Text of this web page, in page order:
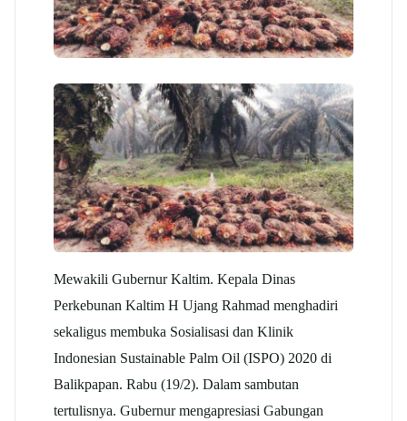
Mewakili Gubernur Kaltim. Kepala Dinas
Perkebunan Kaltim H Ujang Rahmad menghadiri
sekaligus membuka Sosialisasi dan Klinik
Indonesian Sustainable Palm Oil (ISPO) 2020 di
Balikpapan. Rabu (19/2). Dalam sambutan
tertulisnya. Gubernur mengapresiasi Gabungan